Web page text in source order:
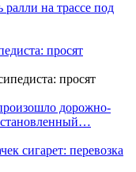
на трассе под
просят
дорожно-
сигарет: перевозка